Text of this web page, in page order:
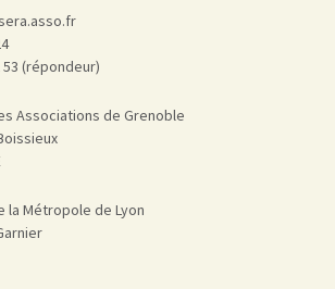
53 (répondeur)
Associations de Grenoble
la Métropole de Lyon